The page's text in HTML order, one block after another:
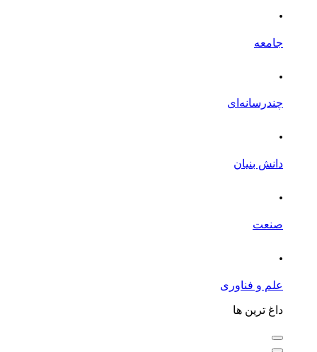
.
جامعه
.
چندرسانه‌ای
.
دانش بنیان
.
صنعت
.
علم و فناوری
داغ ترین ها